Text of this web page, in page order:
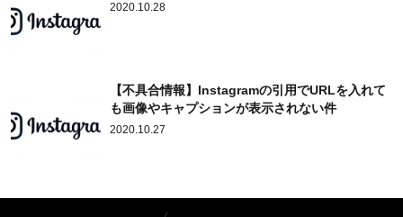
2020.10.28
【不具合情報】Instagramの引用でURLを入れて
も画像やキャプションが表示されない件
2020.10.27